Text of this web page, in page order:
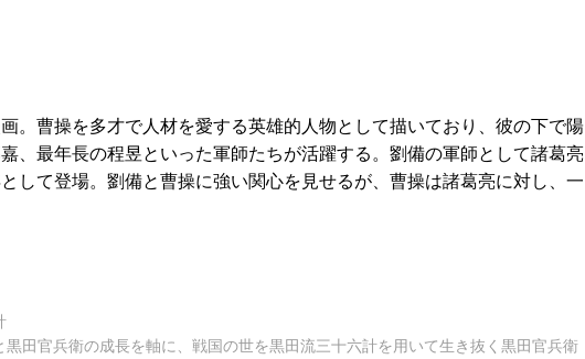
。曹操を多才で人材を愛する英雄的人物として描いており、彼の下で陽
、最年長の程昱といった軍師たちが活躍する。劉備の軍師として諸葛亮
して登場。劉備と曹操に強い関心を見せるが、曹操は諸葛亮に対し、一
黒田官兵衛の成長を軸に、戦国の世を黒田流三十六計を用いて生き抜く黒田官兵衛